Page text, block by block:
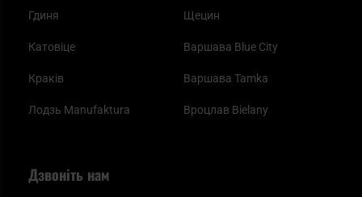
Гдиня
Катовіце
Краків
Лодзь Manufaktura
Щецин
Варшава Blue City
Варшава Tamka
Вроцлав Bielany
Дзвоніть нам